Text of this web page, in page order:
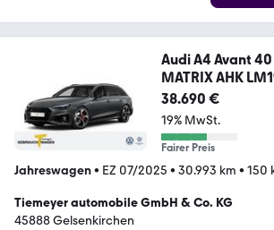
Audi A4 Avant 40
MATRIX AHK
38.690 €
19% MwSt.
Fairer Preis
Jahreswagen• EZ 07/2025 • 30.993 km • 150
Tiemeyer automobile GmbH & Co. KG
45888 Gelsenkirchen